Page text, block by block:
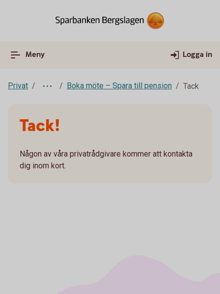
Meny Logga in
Privat Boka möte – Spara till pension Tack
Tack!
Någon av våra privatrådgivare kommer att kontakta
dig inom kort.